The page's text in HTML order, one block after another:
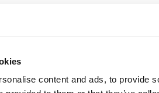
content and ads, to provide